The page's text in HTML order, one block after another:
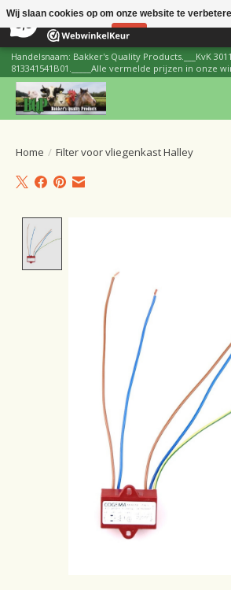
206 Reviews
Handelsnaam: Bakker's Quality Products.___KvK
813341541B01._____Alle vermelde prijzen in onze
Home / Filter voor vliegenkast Halley
Wij slaan cookies op om onze website te
Nee